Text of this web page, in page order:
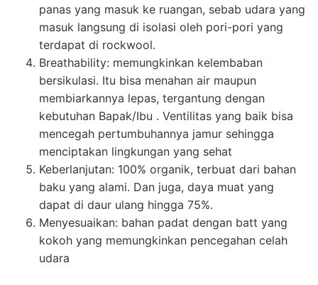
panas yang masuk ke ruangan, sebab udara yang
masuk langsung di isolasi oleh pori-pori yang
terdapat di rockwool.
Breathability: memungkinkan kelembaban
bersikulasi. Itu bisa menahan air maupun
membiarkannya lepas, tergantung dengan
kebutuhan Bapak/Ibu . Ventilitas yang baik bisa
mencegah pertumbuhannya jamur sehingga
menciptakan lingkungan yang sehat
Keberlanjutan: 100% organik, terbuat dari bahan
baku yang alami. Dan juga, daya muat yang
dapat di daur ulang hingga 75%.
Menyesuaikan: bahan padat dengan batt yang
kokoh yang memungkinkan pencegahan celah
udara